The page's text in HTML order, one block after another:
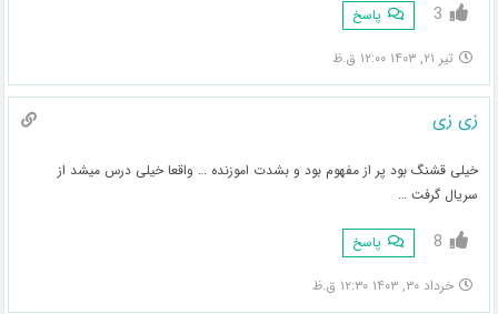
3 پاسخ
تیر ۲۱, ۱۴۰۳ ۱۲:۰۰ ق.ظ
زی زی
خیلی قشنگ بود پر از مفهوم بود و بشدت اموزنده … واقعا خیلی درس میشد از
سریال گرفت …
8 پاسخ
خرداد ۳۰, ۱۴۰۳ ۱۲:۳۰ ق.ظ